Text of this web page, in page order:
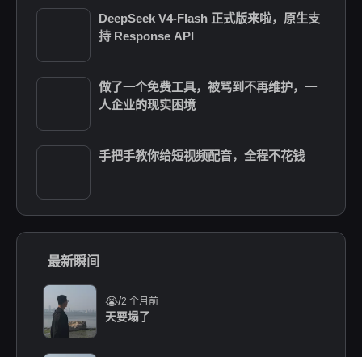
DeepSeek V4-Flash 正式版来啦，原生支
持 Response API
做了一个免费工具，被骂到不再维护，一
人企业的现实困境
手把手教你给短视频配音，全程不花钱
最新瞬间
😭/2 个月前
天要塌了